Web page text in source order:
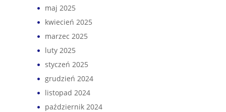
maj 2025
kwiecień 2025
marzec 2025
luty 2025
styczeń 2025
grudzień 2024
listopad 2024
październik 2024